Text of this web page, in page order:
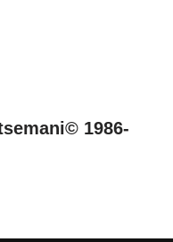
1986-